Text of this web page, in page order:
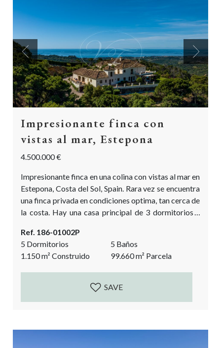
Previous Next
Impresionante finca con
vistas al mar, Estepona
4.500.000 €
Impresionante finca en una colina con vistas al mar en
Estepona, Costa del Sol, Spain. Rara vez se encuentra
una finca privada en condiciones optima, tan cerca de
la costa. Hay una casa principal de 3 dormitorios y
gran sótano. La propiedad está construida en el estilo
tradicional de cortijo, alrededor de un patio y rezuma
encanto andaluz. Todo construido...
Ref. 186-01002P
5 Dormitorios
5 Baños
1.150m² Construido 99.660m² Parcela
SAVE